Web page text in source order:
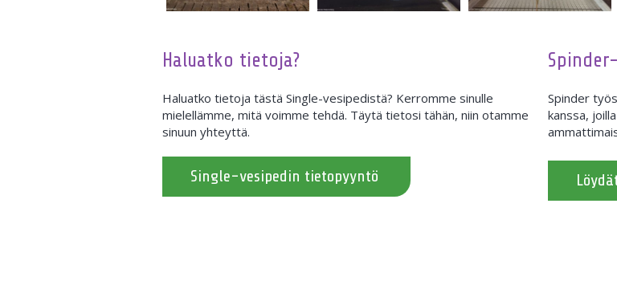
Haluatko tietoja?
Haluatko tietoja tästä Single-vesipedistä? Kerromme sinulle
mielellämme, mitä voimme tehdä. Täytä tietosi tähän, niin otamme
sinuun yhteyttä.
Single-vesipedin tietopyyntö
Spinder
kanssa,